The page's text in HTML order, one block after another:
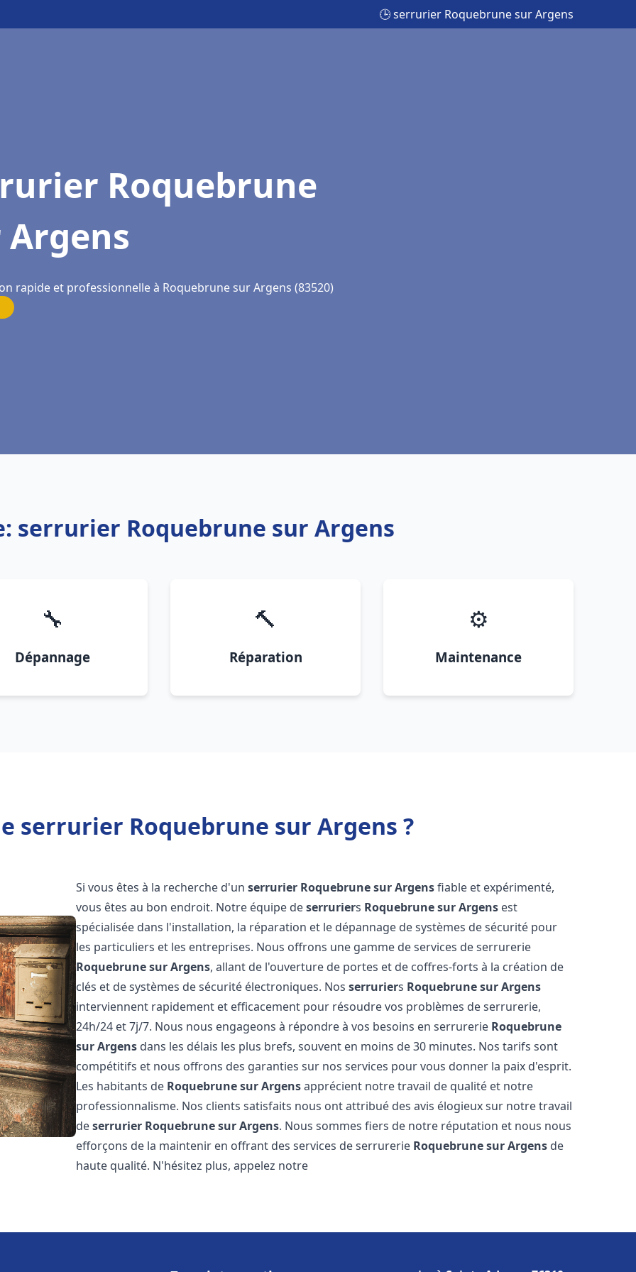
🕒 serrurier Roquebrune sur Argens
Roquebrune
rapide et professionnelle à Roquebrune sur Argens (83520)
serrurier Roquebrune sur Argens
🔧
Dépannage
🔨
Réparation
⚙️
Maintenance
serrurier Roquebrune sur Argens ?
Si vous êtes à la recherche d'unserrurier Roquebrune sur Argensfiable et expérimenté,
vous êtes au bon endroit. Notre équipe deserruriers Roquebrune sur Argens est
spécialisée dans l'installation, la réparation et le dépannage de systèmes de sécurité pour
les particuliers et les entreprises. Nous offrons une gamme de services de serrurerie
Roquebrune sur Argens, allant de l'ouverture de portes et de coffres-forts à la création de
clés et de systèmes de sécurité électroniques. Nosserruriers Roquebrune sur Argens
interviennent rapidement et efficacement pour résoudre vos problèmes de serrurerie,
24h/24 et 7j/7. Nous nous engageons à répondre à vos besoins en serrurerie Roquebrune
sur Argens dans les délais les plus brefs, souvent en moins de 30 minutes. Nos tarifs sont
compétitifs et nous offrons des garanties sur nos services pour vous donner la paix d'esprit.
Les habitants de Roquebrune sur Argensapprécient notre travail de qualité et notre
professionnalisme. Nos clients satisfaits nous ont attribué des avis élogieux sur notre travail
deserrurier Roquebrune sur Argens. Nous sommes fiers de notre réputation et nous nous
efforçons de la maintenir en offrant des services de serrurerie Roquebrune sur Argens de
haute qualité. N'hésitez plus, appelez notre